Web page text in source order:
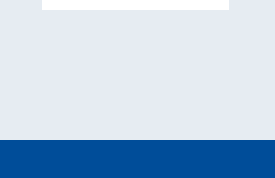
COOPERAZIONE INTERNAZIONALE, ON. ANTONIO TAJANI, IN OCCASIONE DEL